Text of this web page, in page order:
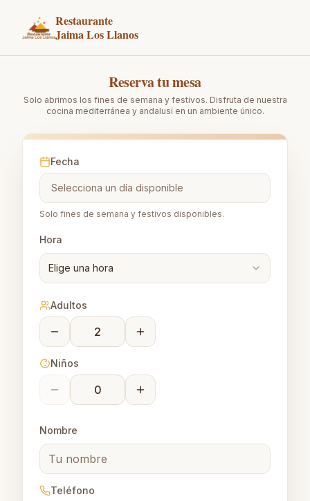
Restaurante
Jaima Los Llanos
Reserva tu mesa
Solo abrimos los fines de semana y festivos. Disfruta de nuestra
cocina mediterránea y andalusí en un ambiente único.
Fecha
Selecciona un día disponible
Solo fines de semana y festivos disponibles.
Hora
Elige una hora
Adultos
Niños
Nombre
Teléfono